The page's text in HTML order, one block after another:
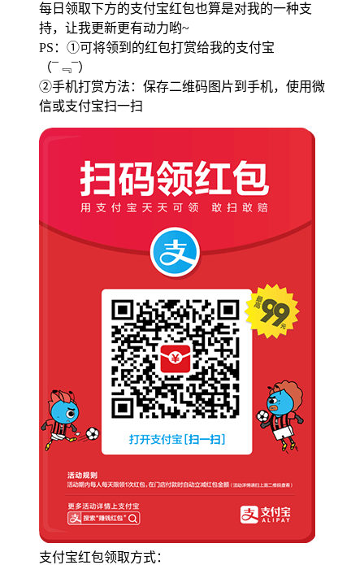
每日领取下方的支付宝红包也算是对我的一种支
持，让我更新更有动力哟~
PS：①可将领到的红包打赏给我的支付宝
（¯﹃¯）
②手机打赏方法：保存二维码图片到手机，使用微
信或支付宝扫一扫
支付宝红包领取方式：